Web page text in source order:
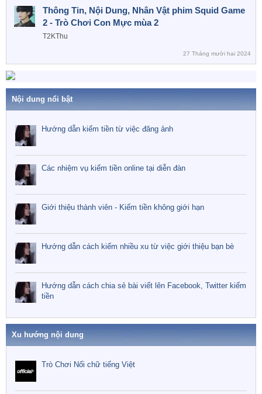
Thông Tin, Nội Dung, Nhân Vật phim Squid Game
2 - Trò Chơi Con Mực mùa 2
T2KThu
27 Tháng mười hai 2024
Nội dung nổi bật
Hướng dẫn kiếm tiền từ việc đăng ảnh
Các nhiệm vụ kiếm tiền online tại diễn đàn
Giới thiệu thành viên - Kiếm tiền không giới hạn
Hướng dẫn cách kiếm nhiều xu từ việc giới thiệu bạn bè
Hướng dẫn cách chia sẻ bài viết lên Facebook, Twitter kiếm
tiền
Xu hướng nội dung
Trò Chơi Nối chữ tiếng Việt